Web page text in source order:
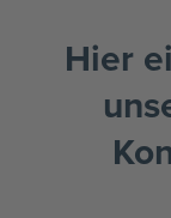
Hier